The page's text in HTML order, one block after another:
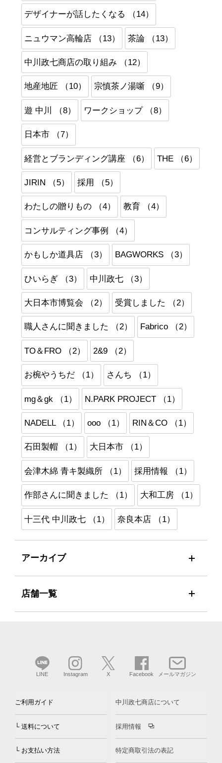
デザイナーが話したくなる （14）
ニュウマン高輪店 （13） 茶論 （13）
中川政七商店の取り組み （12）
地産地匠 （10） 宗慎茶ノ湯噺 （9）
遊 中川 （8） ワークショップ （8）
日本市 （7）
経営とブランディング講座 （6） THE （6）
JIRIN （5） 採用 （5）
わたしの贈りもの （4） 教育 （4）
コンサルティング事例 （4）
かもしか道具店 （3） BAGWORKS （3）
ひいらぎ （3） 中川政七 （3）
大日本市博覧会 （2） 受賞しました （2）
職人さんに聞きました （2） Fabrico （2）
TO＆FRO （2） 2&9 （2）
お椀やうちだ （1） さんち （1）
mg＆gk （1） N.PARK PROJECT （1）
NADELL （1） ooo （1） RIN＆CO （1）
石田製帽 （1） 大日本市 （1）
会津木綿 青キ製織所 （1） 採用情報 （1）
作部さんに聞きました （1） 大和工房 （1）
十三代 中川政七 （1） 奈良本店 （1）
アーカイブ
店舗一覧
LINE Instagram X Facebook メールマガジン
ご利用ガイド
└ 送料について
└ お支払い方法
中川政七商店について
採用情報
特定商取引法の表記